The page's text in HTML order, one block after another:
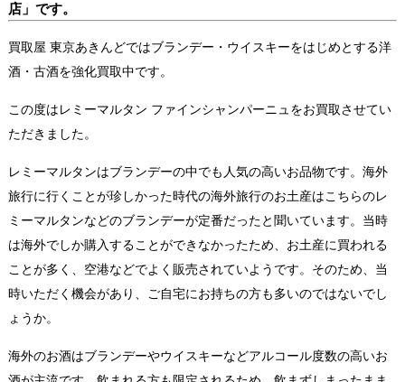
店」です。
買取屋 東京あきんどではブランデー・ウイスキーをはじめとする洋
酒・古酒を強化買取中です。
この度はレミーマルタン ファインシャンパーニュをお買取させてい
ただきました。
レミーマルタンはブランデーの中でも人気の高いお品物です。海外
旅行に行くことが珍しかった時代の海外旅行のお土産はこちらのレ
ミーマルタンなどのブランデーが定番だったと聞いています。当時
は海外でしか購入することができなかったため、お土産に買われる
ことが多く、空港などでよく販売されていようです。そのため、当
時いただく機会があり、ご自宅にお持ちの方も多いのではないでし
ょうか。
海外のお酒はブランデーやウイスキーなどアルコール度数の高いお